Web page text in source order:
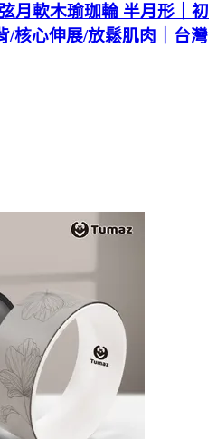
月軟木瑜珈輪 半月形｜初
/核心伸展/放鬆肌肉｜台灣